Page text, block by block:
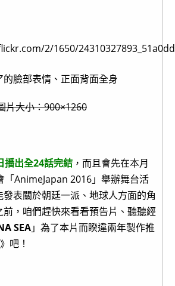
的臉部表情、正面背面全身
片大小：900×1260
播出全24話完結 ，而且會先在本月
「AnimeJapan 2016」舉辦舞台活
表關於朝廷一派、地球人方面的角
，咱們趕快來看看預告片、聽聽經
SEA」為了本片而睽違兩年製作推
》吧！